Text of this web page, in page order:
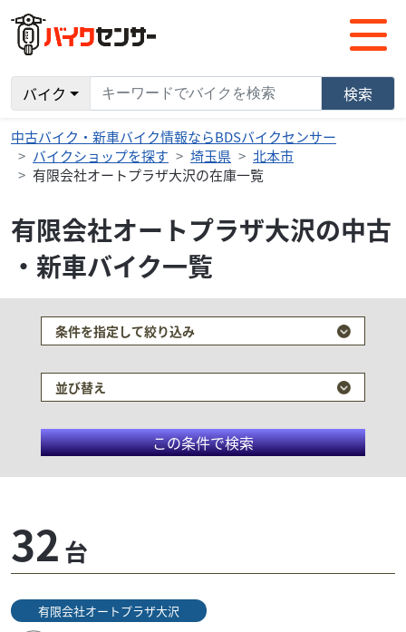
バイク 検索
中古バイク・新車バイク情報ならBDSバイクセンサー
バイクショップを探す
埼玉県
北本市
有限会社オートプラザ大沢の在庫一覧
有限会社オートプラザ大沢の中古
・新車バイク一覧
有限会社オートプラザ大沢
オートプラザ大沢は日々、埼玉県北本市でオートバイ
のプロショップとして営業しています。オートバイを
通じてひとりひとりのお客様と出来るだけ永いお付き
合いが出来...
条件を指定して絞り込み
並び替え
この条件で検索
32 台
有限会社オートプラザ大沢